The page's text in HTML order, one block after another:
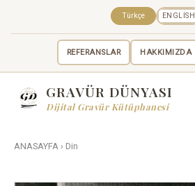
REFERANSLAR HAKKIMIZDA
Türkçe ENGLISH
GRAVÜR DÜNYASI
Dijital Gravür Kütüphanesi
ANASAYFA › Din